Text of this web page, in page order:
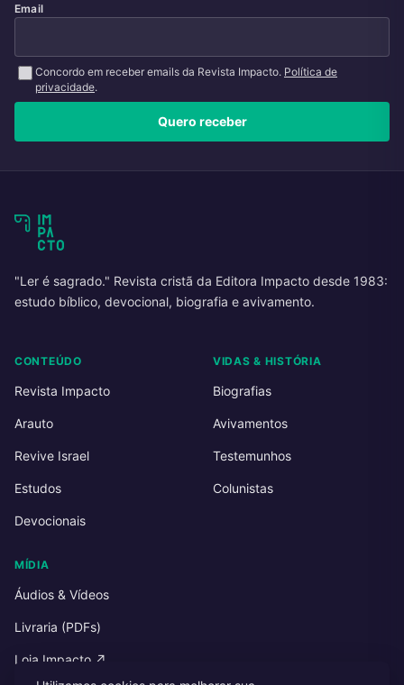
Email
Concordo em receber emails da Revista Impacto. Política de
privacidade.
Quero receber
"Ler é sagrado." Revista cristã da Editora Impacto desde 1983:
estudo bíblico, devocional, biografia e avivamento.
CONTEÚDO
Revista Impacto
Arauto
Revive Israel
Estudos
Devocionais
VIDAS & HISTÓRIA
Biografias
Avivamentos
Testemunhos
Colunistas
MÍDIA
Áudios & Vídeos
Livraria (PDFs)
Loja Impacto ↗